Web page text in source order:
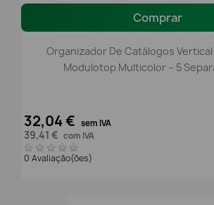
Comprar
Organizador De Catálogos
Modulotop Multicolor – 5
32,04 € sem IVA
39,41 € com IVA
0 Avaliação(ões)